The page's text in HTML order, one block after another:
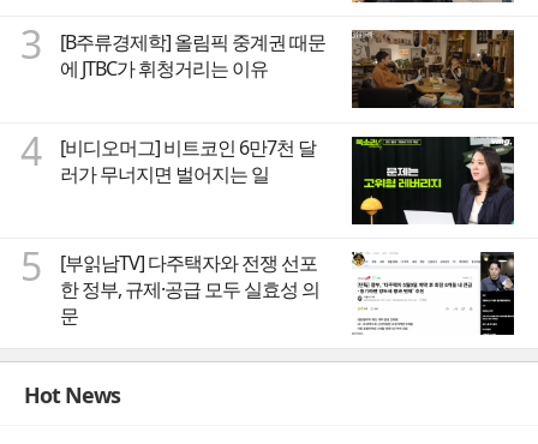
3
[B주류경제학] 올림픽 중계권 때문
에 JTBC가 휘청거리는 이유
4
[비디오머그] 비트코인 6만7천 달
러가 무너지면 벌어지는 일
5
[부읽남TV] 다주택자와 전쟁 선포
한 정부, 규제·공급 모두 실효성 의
문
Hot News